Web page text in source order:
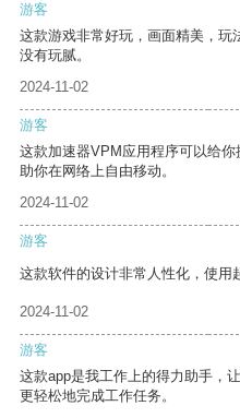
游客
这款游戏非常好玩，画面精美，玩
没有玩腻。
2024-11-02
游客
这款加速器VPM应用程序可以给
助你在网络上自由移动。
2024-11-02
游客
这款软件的设计非常人性化，使用
2024-11-02
游客
这款app是我工作上的得力助手，
更轻松地完成工作任务。